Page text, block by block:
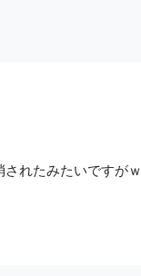
れたみたいですがｗ